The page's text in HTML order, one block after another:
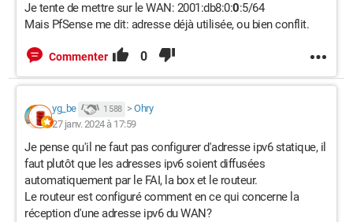
Je tente de mettre sur le WAN: 2001:db8:0:0:5/64
Mais PfSense me dit: adresse déjà utilisée, ou bien conflit.
Commenter 0
yg_be 1 588 > Ohry
27 janv. 2024 à 17:59
Je pense qu'il ne faut pas configurer d'adresse ipv6 statique, il
faut plutôt que les adresses ipv6 soient diffusées
automatiquement par le FAI, la box et le routeur.
Le routeur est configuré comment en ce qui concerne la
réception d'une adresse ipv6 du WAN?